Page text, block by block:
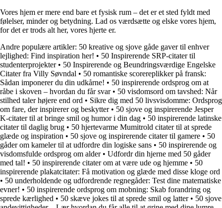
Vores hjem er mere end bare et fysisk rum – det er et sted fyldt med
følelser, minder og betydning. Lad os værdsætte og elske vores hjem,
for det er trods alt her, vores hjerte er.
Andre populære artikler: 50 kreative og sjove gåde gaver til enhver
lejlighed: Find inspiration her! • 50 Inspirerende SRP-citater til
studenterprojekter• 50 Inspirerende og Beundringsværdige Engelske
Citater fra Villy Søvndal • 50 romantiske scorereplikker på fransk:
Sådan imponerer du din udkårne! • 50 inspirerende ordsprog om at
råbe i skoven – hvordan du får svar• 50 visdomsord om tavshed: Når
stilhed taler højere end ord • Sikre dig med 50 livsvisdomme: Ordsprog
om fare, der inspirerer og beskytter• 50 sjove og inspirerende Jesper
K-citater til at bringe smil og humor i din dag • 50 inspirerende latinske
citater til daglig brug • 50 hjertevarme Mumitrold citater til at sprede
glæde og inspiration • 50 sjove og inspirerende citater til gamere • 50
gåder om kameler til at udfordre din logiske sans • 50 inspirerende og
visdomsfulde ordsprog om alder• Udfordr din hjerne med 50 gåder
med tal! • 50 inspirerende citater om at være ude og hjemme • 50
inspirerende plakatcitater: Få motivation og glæde med disse kloge ord
• 50 underholdende og udfordrende regnegåder: Test dine matematiske
evner! • 50 inspirerende ordsprog om mobning: Skab forandring og
sprede kærlighed • 50 skæve jokes til at sprede smil og latter• 50 sjove